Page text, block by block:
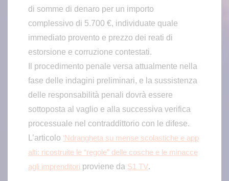
di somme di denaro per un importo
complessivo di 5.700 €, individuate quale
immediato provento e prezzo dei reati di
estorsione e corruzione contestati.
Il procedimento penale versa attualmente nella
fase delle indagini preliminari, e la sussistenza
delle responsabilità penali dovrà essere
sottoposta al vaglio e alla successiva verifica
processuale nel contraddittorio con le difese.
L’articolo ‘Ndrangheta su mense scolastiche e app
alti: ricostruite le “regole” delle cosche e le minacce
agli imprenditori proviene da S1 TV.